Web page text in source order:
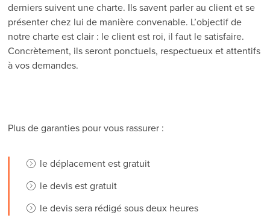
derniers suivent une charte. Ils savent parler au client et se
présenter chez lui de manière convenable. L’objectif de
notre charte est clair : le client est roi, il faut le satisfaire.
Concrètement, ils seront ponctuels, respectueux et attentifs
à vos demandes.
Plus de garanties pour vous rassurer :
le déplacement est gratuit
le devis est gratuit
le devis sera rédigé sous deux heures